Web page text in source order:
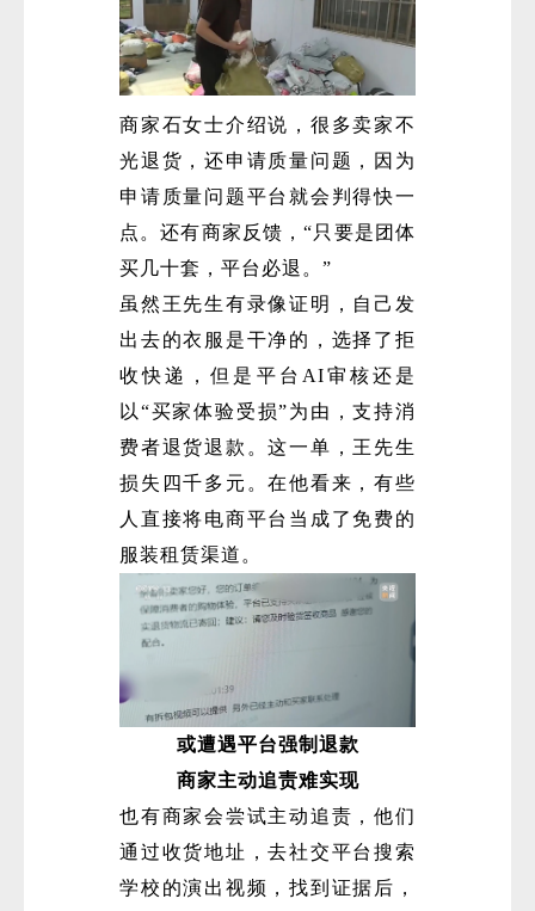
商家石女士介绍说，很多卖家不
光退货，还申请质量问题，因为
申请质量问题平台就会判得快一
点。还有商家反馈，“只要是团体
买几十套，平台必退。”
虽然王先生有录像证明，自己发
出去的衣服是干净的，选择了拒
收快递，但是平台AI审核还是
以“买家体验受损”为由，支持消
费者退货退款。这一单，王先生
损失四千多元。在他看来，有些
人直接将电商平台当成了免费的
服装租赁渠道。
或遭遇平台强制退款
商家主动追责难实现
也有商家会尝试主动追责，他们
通过收货地址，去社交平台搜索
学校的演出视频，找到证据后，